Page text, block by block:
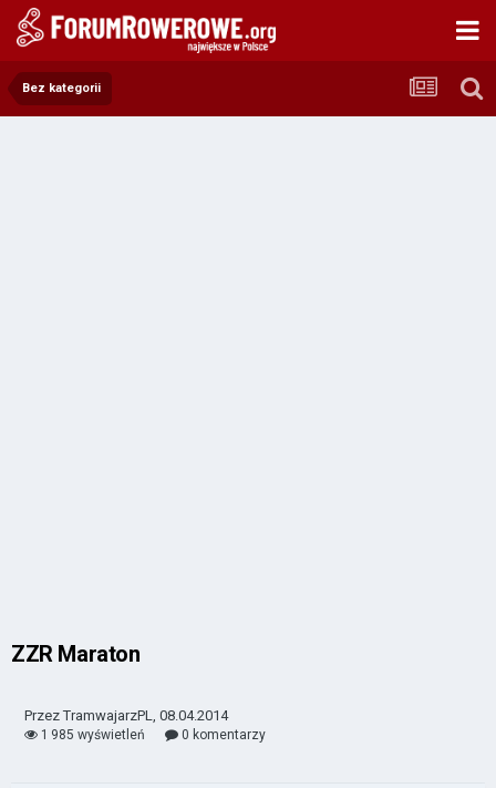
Bez kategorii
ZZR Maraton
Przez TramwajarzPL, 08.04.2014
1 985 wyświetleń 0 komentarzy